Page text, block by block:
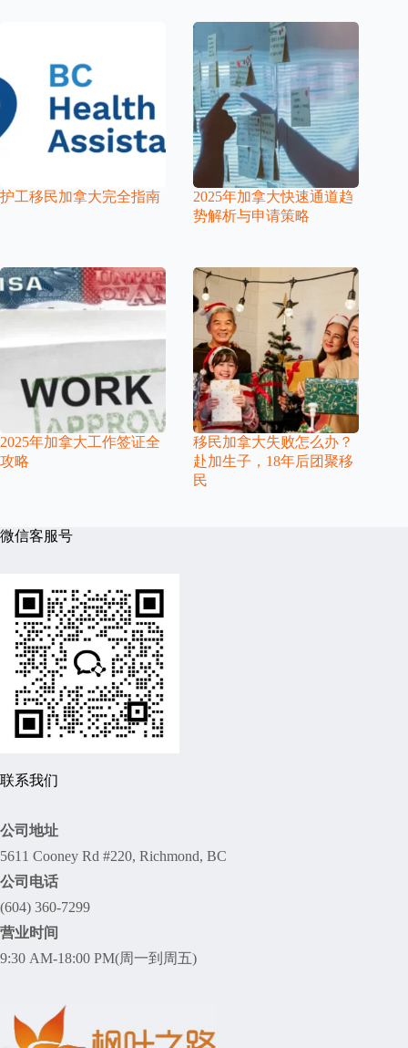
护工移民加拿大完全指南
2025年加拿大快速通道趋
势解析与申请策略
2025年加拿大工作签证全
攻略
移民加拿大失败怎么办？
赴加生子，18年后团聚移
民
微信客服号
联系我们
公司地址
5611 Cooney Rd #220, Richmond, BC
公司电话
(604) 360-7299
营业时间
9:30 AM-18:00 PM(周一到周五)